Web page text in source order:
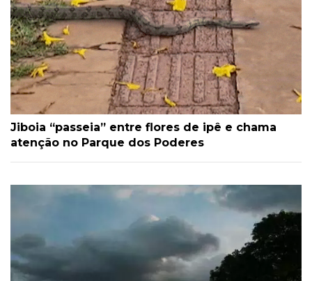
Jiboia “passeia” entre flores de ipê e chama
atenção no Parque dos Poderes